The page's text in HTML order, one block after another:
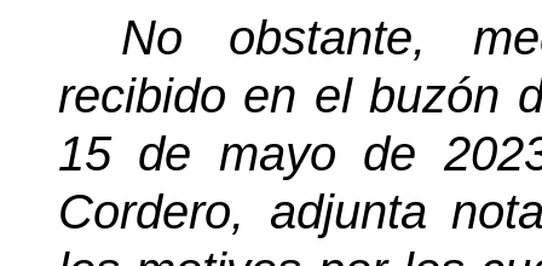
No obstante,
recibido en el buzón
15 de mayo de
Cordero, adjunta